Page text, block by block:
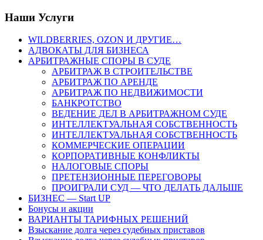
Наши Услуги
WILDBERRIES, OZON И ДРУГИЕ…
АДВОКАТЫ ДЛЯ БИЗНЕСА
АРБИТРАЖНЫЕ СПОРЫ В СУДЕ
АРБИТРАЖ В СТРОИТЕЛЬСТВЕ
АРБИТРАЖ ПО АРЕНДЕ
АРБИТРАЖ ПО НЕДВИЖИМОСТИ
БАНКРОТСТВО
ВЕДЕНИЕ ДЕЛ В АРБИТРАЖНОМ СУДЕ
ИНТЕЛЛЕКТУАЛЬНАЯ СОБСТВЕННОСТЬ
ИНТЕЛЛЕКТУАЛЬНАЯ СОБСТВЕННОСТЬ
КОММЕРЧЕСКИЕ ОПЕРАЦИИ
КОРПОРАТИВНЫЕ КОНФЛИКТЫ
НАЛОГОВЫЕ СПОРЫ
ПРЕТЕНЗИОННЫЕ ПЕРЕГОВОРЫ
ПРОИГРАЛИ СУД — ЧТО ДЕЛАТЬ ДАЛЬШЕ
БИЗНЕС — Start UP
Бонусы и акции
ВАРИАНТЫ ТАРИФНЫХ РЕШЕНИЙ
Взыскание долга через судебных приставов